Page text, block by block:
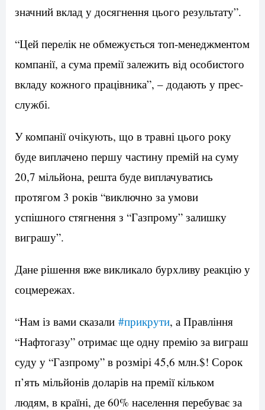
значний вклад у досягнення цього результату”.
“Цей перелік не обмежується топ-менеджментом
компанії, а сума премії залежить від особистого
вкладу кожного працівника”, – додають у прес-
службі.
У компанії очікують, що в травні цього року
буде виплачено першу частину премій на суму
20,7 мільйона, решта буде виплачуватись
протягом 3 років “виключно за умови
успішного стягнення з “Газпрому” залишку
виграшу”.
Дане рішення вже викликало бурхливу реакцію у
соцмережах.
“Нам із вами сказали #прикрути, а Правління
“Нафтогазу” отримає ще одну премію за виграш
суду у “Газпрому” в розмірі 45,6 млн.$! Сорок
п’ять мільйонів доларів на премії кільком
людям, в країні, де 60% населення перебуває за